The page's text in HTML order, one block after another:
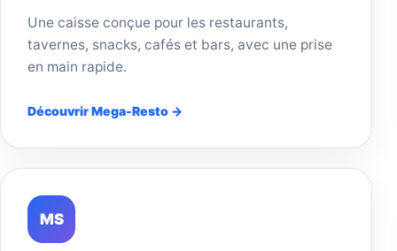
Une caisse conçue pour les restaurants,
tavernes, snacks, cafés et bars, avec une prise
en main rapide.
Découvrir Mega-Resto →
MS